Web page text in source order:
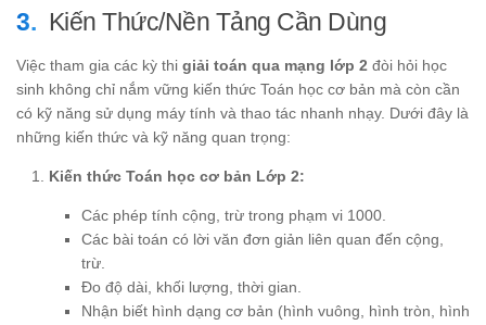
Kiến Thức/Nền Tảng Cần Dùng
Việc tham gia các kỳ thi giải toán qua mạng lớp 2 đòi hỏi học
sinh không chỉ nắm vững kiến thức Toán học cơ bản mà còn cần
có kỹ năng sử dụng máy tính và thao tác nhanh nhạy. Dưới đây là
những kiến thức và kỹ năng quan trọng:
Kiến thức Toán học cơ bản Lớp 2:
Các phép tính cộng, trừ trong phạm vi 1000.
Các bài toán có lời văn đơn giản liên quan đến cộng,
trừ.
Đo độ dài, khối lượng, thời gian.
Nhận biết hình dạng cơ bản (hình vuông, hình tròn, hình